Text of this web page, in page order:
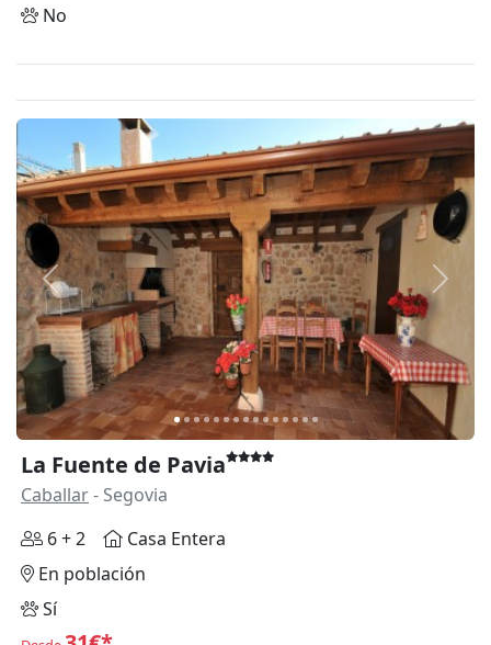
No
Anterior
La Fuente de Pavia
Caballar- Segovia
6 + 2
Casa Entera
En población
Sí